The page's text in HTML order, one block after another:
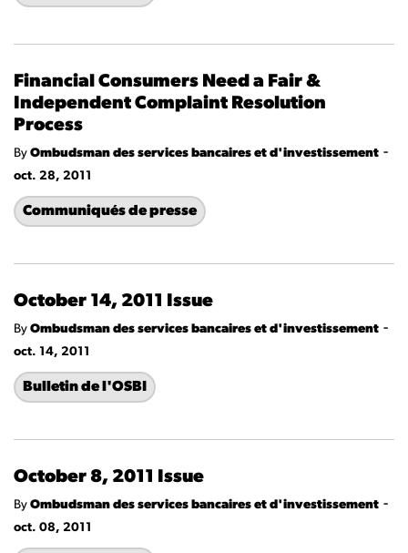
Financial Consumers Need a Fair &
Independent Complaint Resolution
Process
By Ombudsman des services bancaires et d'investissement -
oct. 28, 2011
Communiqués de presse
October 14, 2011 Issue
By Ombudsman des services bancaires et d'investissement -
oct. 14, 2011
Bulletin de l'OSBI
October 8, 2011 Issue
By Ombudsman des services bancaires et d'investissement -
oct. 08, 2011